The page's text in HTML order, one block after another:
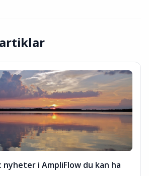
nyheter i AmpliFlow du kan ha